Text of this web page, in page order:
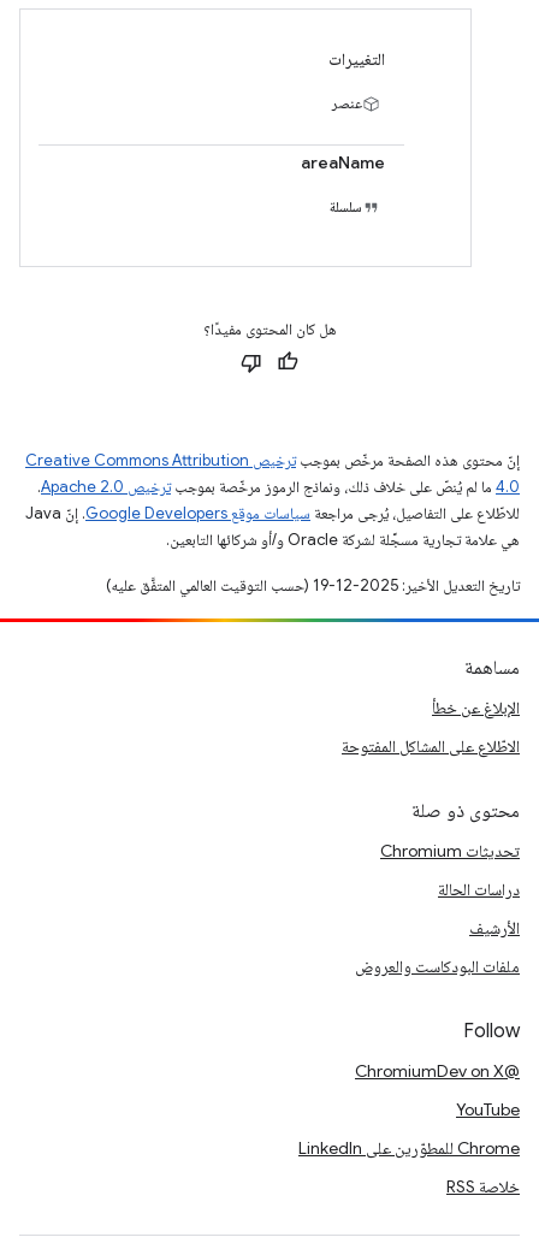
التغييرات
عنصر
areaName
سلسلة
هل كان المحتوى مفيدًا؟
إنّ محتوى هذه الصفحة مرخّص بموجب
ترخيص Creative Commons Attribution
4.0‏ ما لم يُنصّ على خلاف ذلك، ونماذج الرموز مرخّصة بموجبترخيص Apache 2.0‏
.
للاطّلاع على التفاصيل، يُرجى مراجعة سياسات موقع Google Developers‏
. إنّ Java
هي علامة تجارية مسجَّلة لشركة Oracle و/أو شركائها التابعين.
تاريخ التعديل الأخير: 2025-12-19 (حسب التوقيت العالمي المتفَّق عليه)
مساهمة
الإبلاغ عن خطأ
الاطّلاع على المشاكل المفتوحة
محتوى ذو صلة
تحديثات Chromium
دراسات الحالة
الأرشيف
ملفات البودكاست والعروض
Follow
@ChromiumDev on X
YouTube
Chrome للمطوّرين على LinkedIn
خلاصة RSS